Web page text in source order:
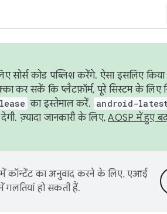
सोर्स कोड पब्लिश करेंगे. ऐसा इसलिए
सकें कि प्लैटफ़ॉर्म, पूरे सिस्टम के लिए
का इस्तेमाल करें. android-
ज़्यादा जानकारी के लिए,AOSP में हुए
कॉन्टेंट का अनुवाद करने के लिए, एआई
गलतियां हो सकती हैं.